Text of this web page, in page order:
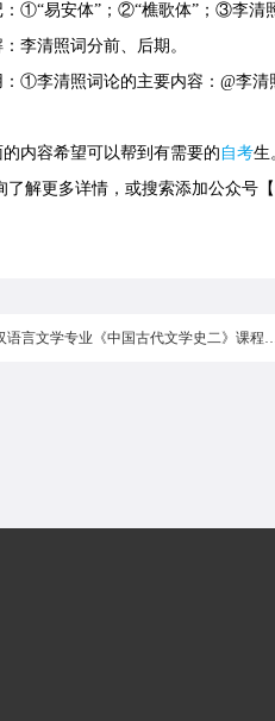
易安体”；②“樵歌体”；③李清照
清照词分前、后期。
李清照词论的主要内容：@李清
容希望可以帮到有需要的 自考生
了解更多详情，或搜索添加公众号【
上一篇：自考汉语言文学专业《中国古代文学史二》